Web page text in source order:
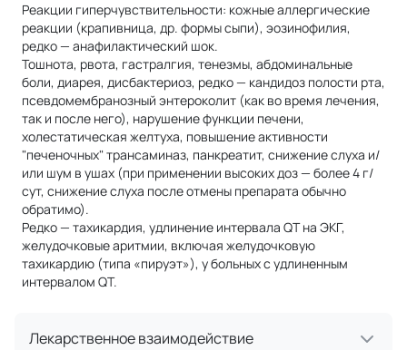
Реакции гиперчувствительности: кожные аллергические
реакции (крапивница, др. формы сыпи), эозинофилия,
редко — анафилактический шок.
Тошнота, рвота, гастралгия, тенезмы, абдоминальные
боли, диарея, дисбактериоз, редко — кандидоз полости рта,
псевдомембранозный энтероколит (как во время лечения,
так и после него), нарушение функции печени,
холестатическая желтуха, повышение активности
"печеночных" трансаминаз, панкреатит, снижение слуха и/
или шум в ушах (при применении высоких доз — более 4 г/
сут, снижение слуха после отмены препарата обычно
обратимо).
Редко — тахикардия, удлинение интервала QT на ЭКГ,
желудочковые аритмии, включая желудочковую
тахикардию (типа «пируэт»), у больных с удлиненным
интервалом QT.
Лекарственное взаимодействие